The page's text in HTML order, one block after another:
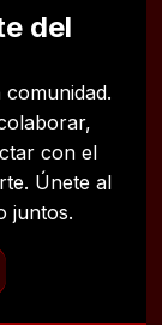
del
con el
Únete al
juntos.